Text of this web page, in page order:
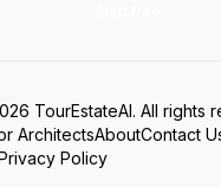
TourEstateAI. All rights
ArchitectsAboutContact
Policy